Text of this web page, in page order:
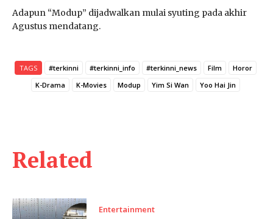
Adapun “Modup” dijadwalkan mulai syuting pada akhir
Agustus mendatang.
TAGS #terkinni #terkinni_info #terkinni_news Film
Horor
K-Drama
K-Movies Modup Yim Si Wan Yoo Hai Jin
Related
Entertainment